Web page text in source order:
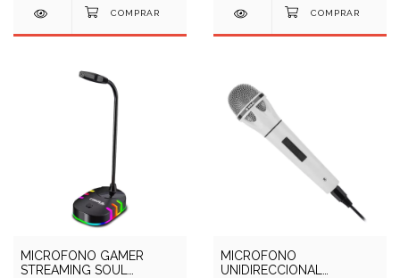
MICROFONO GAMER
STREAMING SOUL
MICROFONO
UNIDIRECCIONAL